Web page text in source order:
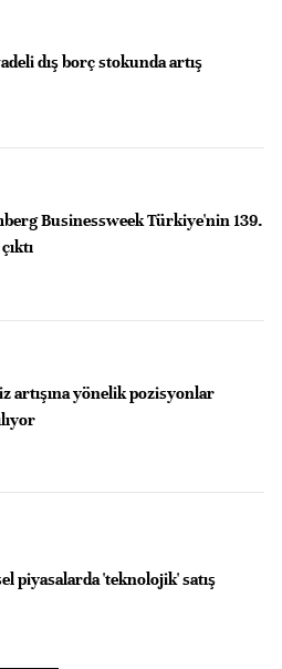
dış borç stokunda artış
Businessweek Türkiye'nin 139.
artışına yönelik pozisyonlar
piyasalarda 'teknolojik' satış